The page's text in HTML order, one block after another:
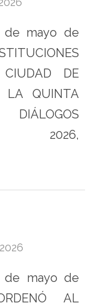
de mayo de
DE
LA QUINTA
2026,
de mayo de
AL